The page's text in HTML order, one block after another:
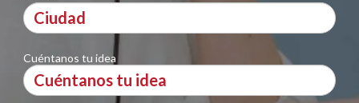
Cuéntanos tu idea